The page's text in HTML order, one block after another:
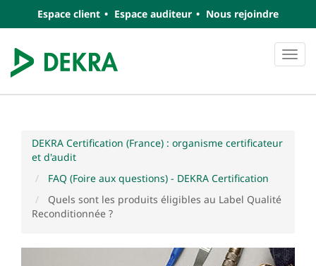
Espace client Espace auditeur Nous rejoindre
DEKRA Certification (France) : organisme certificateur
et d'audit
FAQ (Foire aux questions) - DEKRA Certification
Quels sont les produits éligibles au Label Qualité
Reconditionnée ?